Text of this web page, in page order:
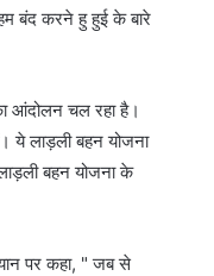
बंद करने हु हुई के बारे
आंदोलन चल रहा है।
ये लाड़ली बहन योजना
बहन योजना के
पर कहा, " जब से